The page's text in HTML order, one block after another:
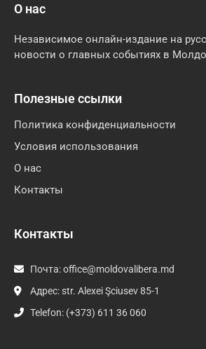
О нас
Независимое онлайн-издание на
новости о главных событиях в
Полезные ссылки
Политика конфиденциальности
Условия использования
О нас
Контакты
Контакты
Почта:office@moldovalibera.md
Адрес: str. Alexei Şciusev 85-1
Telefon: (+373) 611 36 060